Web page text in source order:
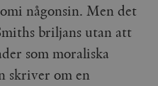
någonsin. Men det
briljans utan att
som moraliska
skriver om en